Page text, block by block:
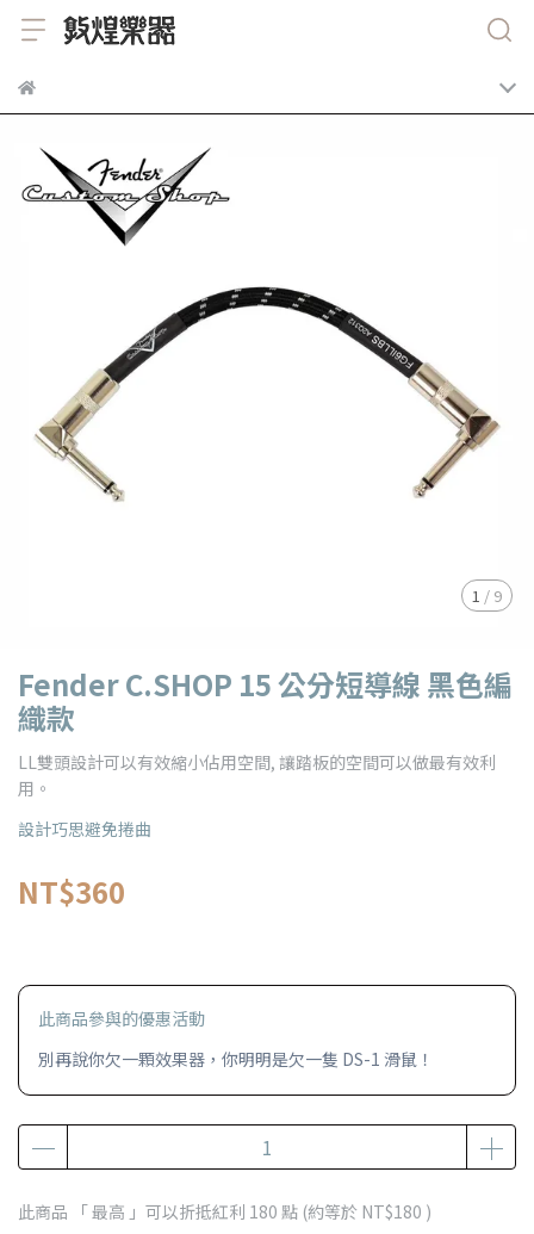
1 / 9
Fender C.SHOP 15 公分短導線 黑色編
織款
LL雙頭設計可以有效縮小佔用空間, 讓踏板的空間可以做最有效利
用。
設計巧思避免捲曲
NT$360
此商品參與的優惠活動
別再說你欠一顆效果器，你明明是欠一隻 DS-1 滑鼠！
此商品 「 最高 」可以折抵紅利 180 點 (約等於 NT$180 )